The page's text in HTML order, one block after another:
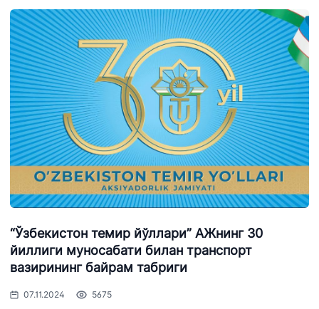
“Ўзбекистон темир йўллари” АЖнинг 30
йиллиги муносабати билан транспорт
вазирининг байрам табриги
07.11.2024 5675